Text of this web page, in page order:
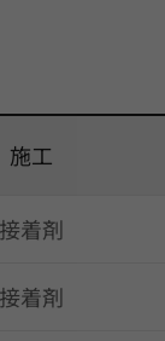
施工
接着剤
接着剤